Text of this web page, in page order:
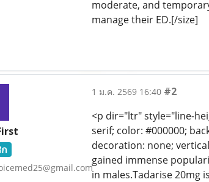
moderate, and
manage their ED.[/size]
1 ม.ค. 2569 16:40 #2
<p dir="ltr" style="line-
serif; color: #000000;
decoration: none;
gained immense
in males.Tadarise 20mg